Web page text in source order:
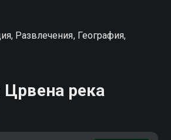
Развлечения, География,
река